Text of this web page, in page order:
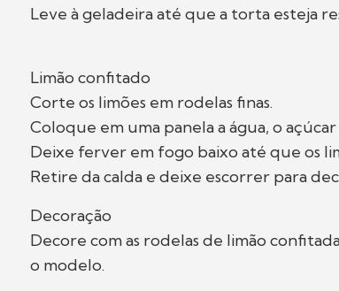
Leve à geladeira até que a torta esteja
Limão confitado
Corte os limões em rodelas finas.
Coloque em uma panela a água, o
Deixe ferver em fogo baixo até que os
Retire da calda e deixe escorrer para
Decoração
Decore com as rodelas de limão
o modelo.